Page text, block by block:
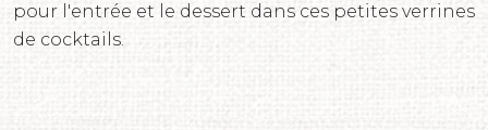
pour l'entrée et le dessert dans ces petites verrines
de cocktails.